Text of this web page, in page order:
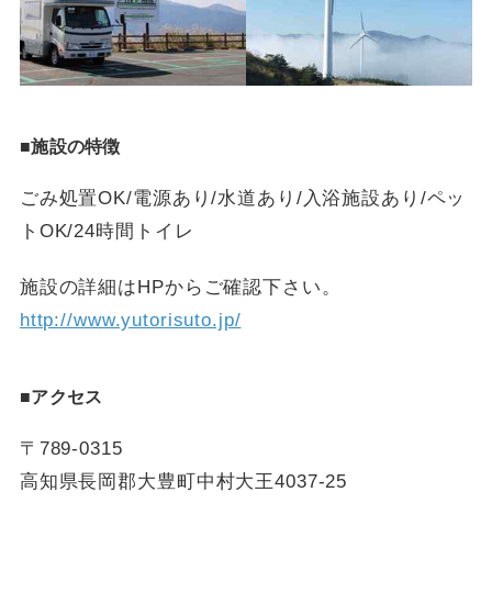
■施設の特徴
ごみ処置OK/電源あり/水道あり/入浴施設あり/ペッ
トOK/24時間トイレ
施設の詳細はHPからご確認下さい。
http://www.yutorisuto.jp/
■アクセス
〒789-0315
高知県長岡郡大豊町中村大王4037-25